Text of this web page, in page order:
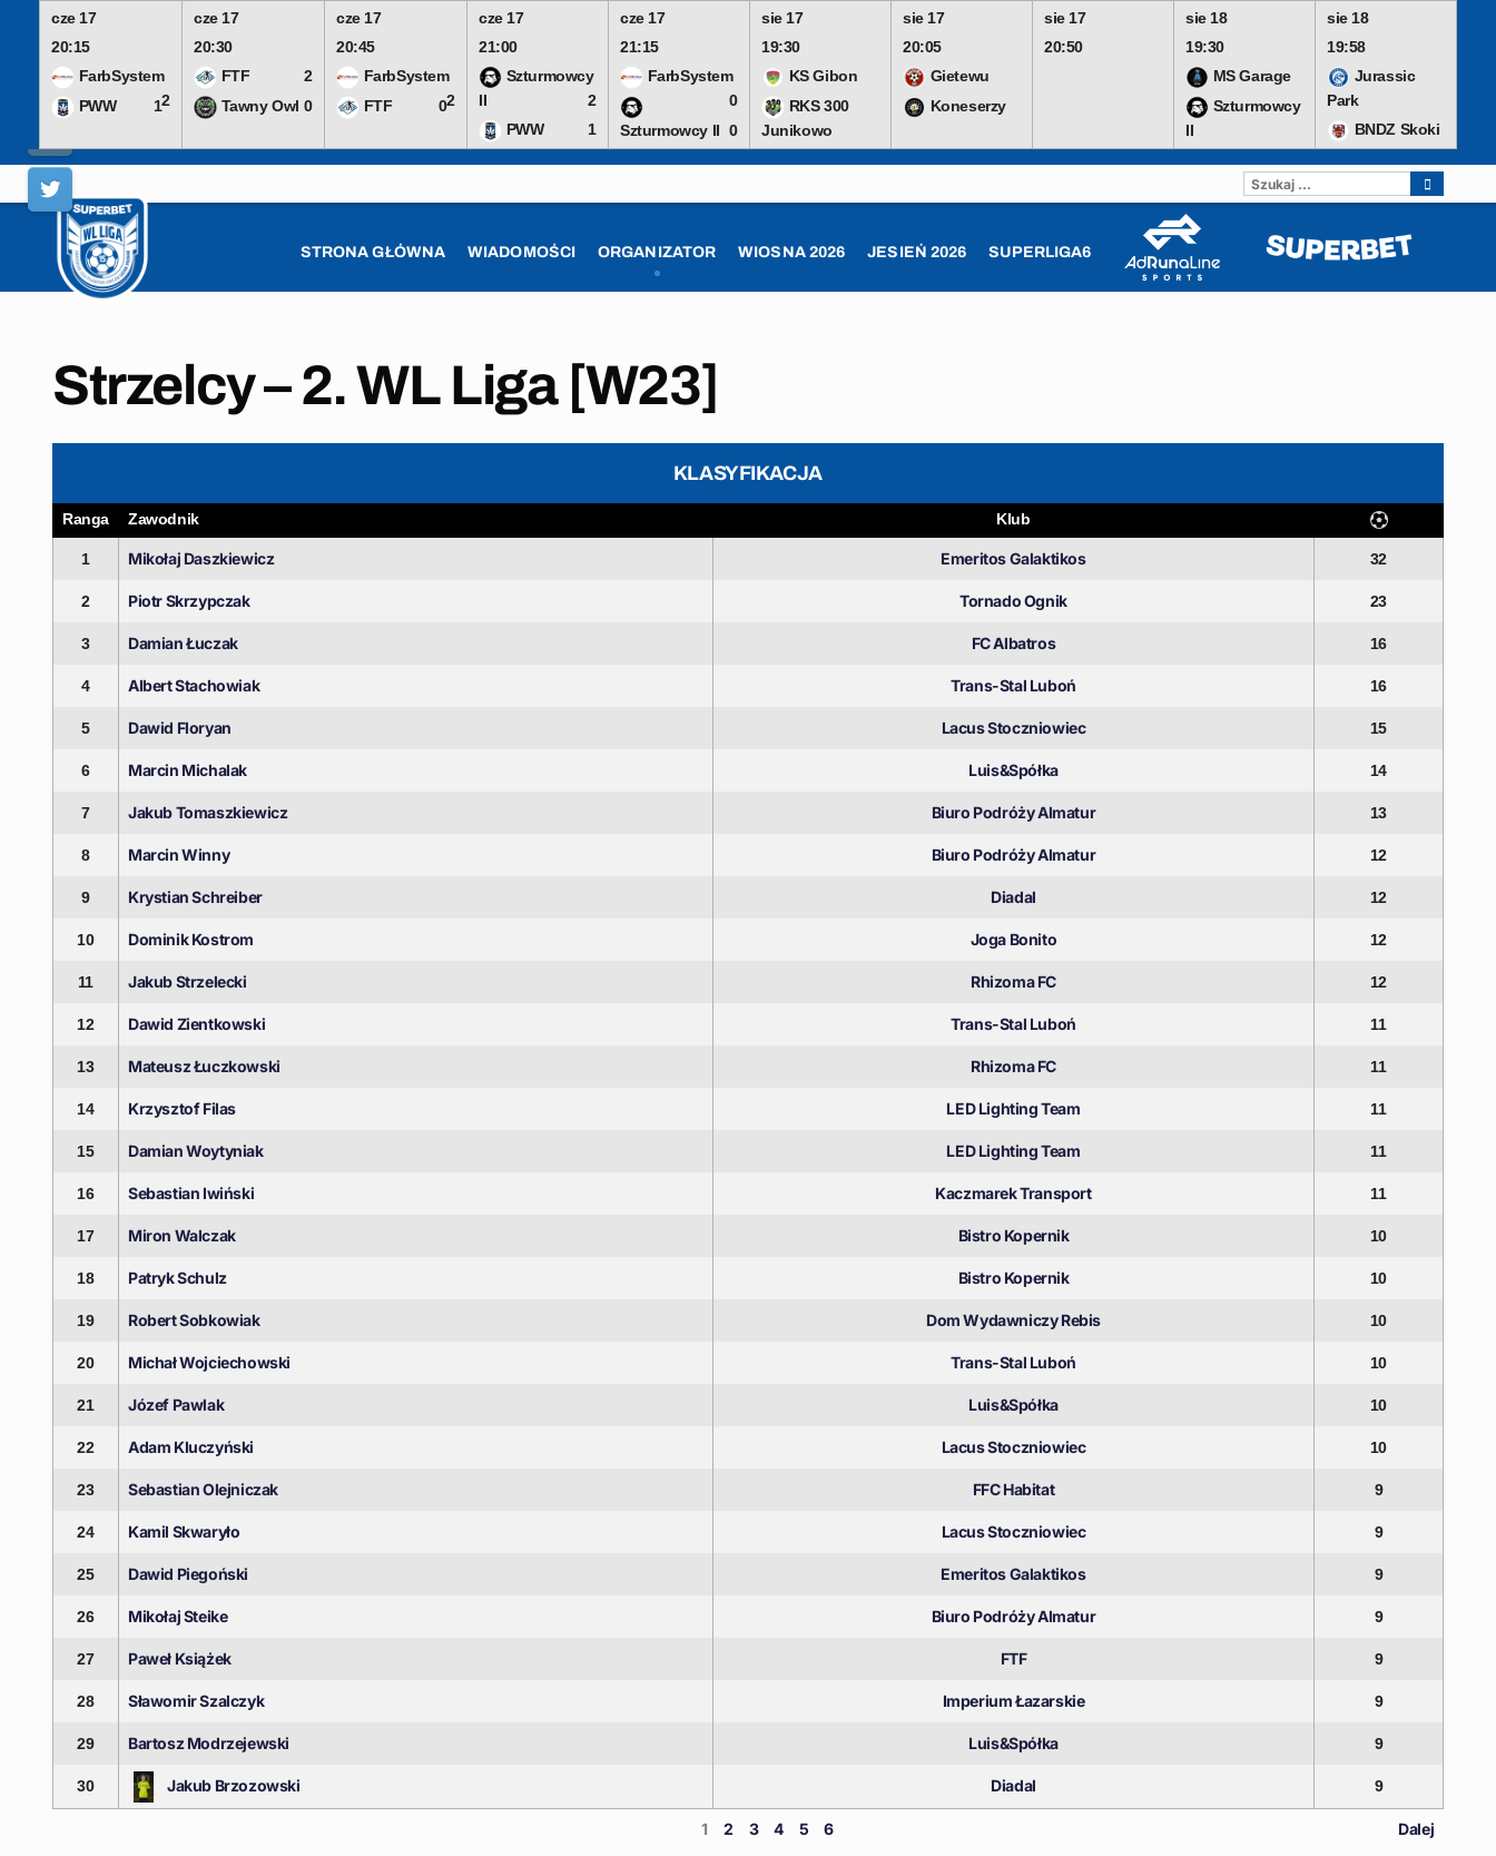
cze 17
20:15
FarbSystem
2
PWW 1
cze 17
20:30
FTF
2
Tawny Owl 0
cze 17
20:45
FarbSystem
2
FTF 0
cze 17
21:00
Szturmowcy
II
2
PWW
1
cze 17
21:15
FarbSystem
0
Szturmowcy II 0
sie 17
19:30
KS Gibon
RKS 300
Junikowo
sie 17
20:05
Gietewu
Koneserzy
sie 17
20:50
sie 18
19:30
MS Garage
Szturmowcy
II
sie 18
19:58
Jurassic
Park
BNDZ Skoki
Skip
content
STRONA GŁÓWNA WIADOMOŚCI ORGANIZATOR WIOSNA 2026 JESIEŃ 2026 SUPERLIGA6
SZUKAJ:
Strzelcy – 2. WL Liga [W23]
KLASYFIKACJA
Ranga Zawodnik Klub
1 Mikołaj Daszkiewicz Emeritos Galaktikos 32
2 Piotr Skrzypczak Tornado Ognik 23
3 Damian Łuczak FC Albatros 16
4 Albert Stachowiak Trans-Stal Luboń 16
5 Dawid Floryan Lacus Stoczniowiec 15
6 Marcin Michalak Luis&Spółka 14
7 Jakub Tomaszkiewicz Biuro Podróży Almatur 13
8 Marcin Winny Biuro Podróży Almatur 12
9 Krystian Schreiber Diadal 12
10 Dominik Kostrom Joga Bonito 12
11 Jakub Strzelecki Rhizoma FC 12
12 Dawid Zientkowski Trans-Stal Luboń 11
13 Mateusz Łuczkowski Rhizoma FC 11
14 Krzysztof Filas LED Lighting Team 11
15 Damian Woytyniak LED Lighting Team 11
16 Sebastian Iwiński Kaczmarek Transport 11
17 Miron Walczak Bistro Kopernik 10
18 Patryk Schulz Bistro Kopernik 10
19 Robert Sobkowiak Dom Wydawniczy Rebis 10
20 Michał Wojciechowski Trans-Stal Luboń 10
21 Józef Pawlak Luis&Spółka 10
22 Adam Kluczyński Lacus Stoczniowiec 10
23 Sebastian Olejniczak FFC Habitat 9
24 Kamil Skwaryło Lacus Stoczniowiec 9
25 Dawid Piegoński Emeritos Galaktikos 9
26 Mikołaj Steike Biuro Podróży Almatur 9
27 Paweł Książek FTF 9
28 Sławomir Szalczyk Imperium Łazarskie 9
29 Bartosz Modrzejewski Luis&Spółka 9
30 Jakub Brzozowski Diadal 9
1 2 3 4 5 6 Dalej